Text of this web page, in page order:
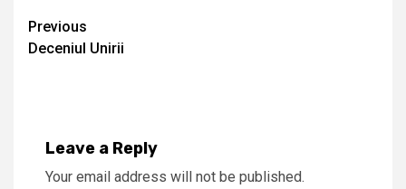
Continue
Reading
Previous
Deceniul Unirii
Leave a Reply
Your email address will not be published.